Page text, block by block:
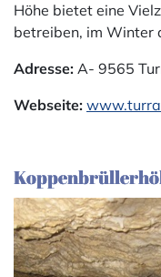
Höhe bietet eine
betreiben, im Winter
Adresse: A- 9565
Webseite: